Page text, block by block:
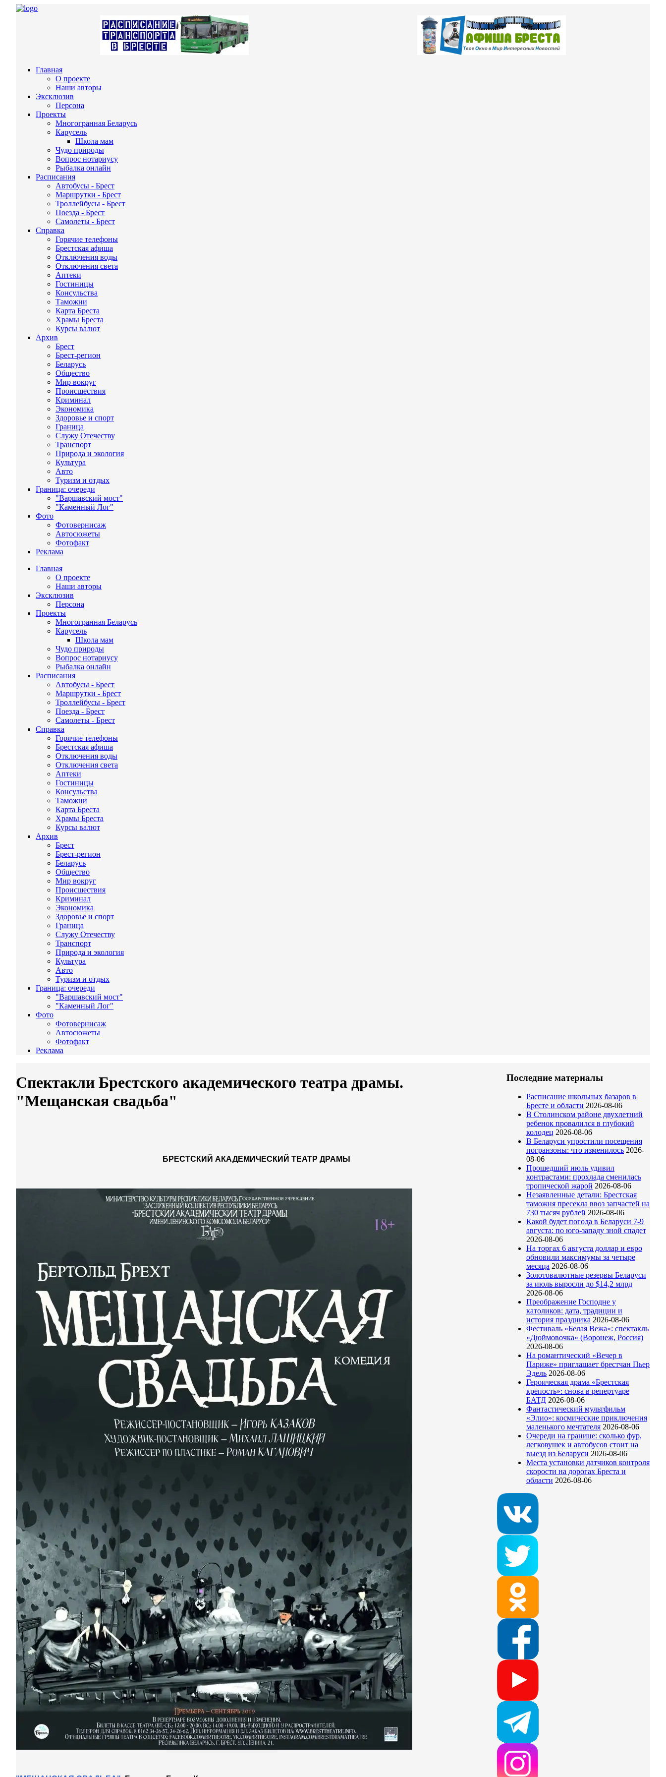
Главная
О проекте
Наши авторы
Эксклюзив
Персона
Проекты
Многогранная Беларусь
Карусель
Школа мам
Чудо природы
Вопрос нотариусу
Рыбалка онлайн
Расписания
Автобусы - Брест
Маршрутки - Брест
Троллейбусы - Брест
Поезда - Брест
Самолеты - Брест
Справка
Горячие телефоны
Брестская афиша
Отключения воды
Отключения света
Аптеки
Гостиницы
Консульства
Таможни
Карта Бреста
Храмы Бреста
Курсы валют
Архив
Брест
Брест-регион
Беларусь
Общество
Мир вокруг
Происшествия
Криминал
Экономика
Здоровье и спорт
Граница
Служу Отечеству
Транспорт
Природа и экология
Культура
Авто
Туризм и отдых
Граница: очереди
"Варшавский мост"
"Каменный Лог"
Фото
Фотовернисаж
Автосюжеты
Фотофакт
Реклама
Главная
О проекте
Наши авторы
Эксклюзив
Персона
Проекты
Многогранная Беларусь
Карусель
Школа мам
Чудо природы
Вопрос нотариусу
Рыбалка онлайн
Расписания
Автобусы - Брест
Маршрутки - Брест
Троллейбусы - Брест
Поезда - Брест
Самолеты - Брест
Справка
Горячие телефоны
Брестская афиша
Отключения воды
Отключения света
Аптеки
Гостиницы
Консульства
Таможни
Карта Бреста
Храмы Бреста
Курсы валют
Архив
Брест
Брест-регион
Беларусь
Общество
Мир вокруг
Происшествия
Криминал
Экономика
Здоровье и спорт
Граница
Служу Отечеству
Транспорт
Природа и экология
Культура
Авто
Туризм и отдых
Граница: очереди
"Варшавский мост"
"Каменный Лог"
Фото
Фотовернисаж
Автосюжеты
Фотофакт
Реклама
Спектакли Брестского академического театра драмы.
"Мещанская свадьба"
БРЕСТСКИЙ АКАДЕМИЧЕСКИЙ ТЕАТР ДРАМЫ
Последние материалы
Расписание школьных базаров в
Бресте и области 2026-08-06
В Столинском районе двухлетний
ребенок провалился в глубокий
колодец 2026-08-06
В Беларуси упростили посещения
погранзоны: что изменилось 2026-
08-06
Прошедший июль удивил
контрастами: прохлада сменилась
тропической жарой 2026-08-06
Незаявленные детали: Брестская
таможня пресекла ввоз запчастей на
730 тысяч рублей 2026-08-06
Какой будет погода в Беларуси 7-9
августа: по юго-западу зной спадет
2026-08-06
На торгах 6 августа доллар и евро
обновили максимумы за четыре
месяца 2026-08-06
Золотовалютные резервы Беларуси
за июль выросли до $14,2 млрд
2026-08-06
Преображение Господне у
католиков: дата, традиции и
история праздника 2026-08-06
Фестиваль «Белая Вежа»: спектакль
«Дюймовочка» (Воронеж, Россия)
2026-08-06
На романтический «Вечер в
Париже» приглашает брестчан Пьер
Эдель 2026-08-06
Героическая драма «Брестская
крепость»: снова в репертуаре
БАТД 2026-08-06
Фантастический мультфильм
«Элио»: космические приключения
маленького мечтателя 2026-08-06
Очереди на границе: сколько фур,
легковушек и автобусов стоит на
выезд из Беларуси 2026-08-06
Места установки датчиков контроля
скорости на дорогах Бреста и
области 2026-08-06